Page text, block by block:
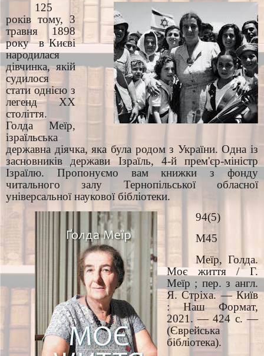
125
років тому, 3
травня 1898
року в Києві
народилася
дівчинка, якій
судилося
стати однією з
легенд ХХ
століття.
Голда Меїр,
ізраїльська
державна діячка, яка була родом з України. Одна із
засновників держави Ізраїль, 4-й прем'єр-міністр
Ізраїлю. Пропонуємо вам книжки з фонду
читального залу Тернопільської обласної
універсальної наукової бібліотеки.
94(5)
М45
Меїр, Голда.
Моє життя / Г.
Меїр ; пер. з англ.
Я. Стріха. — Київ
: Наш Формат,
2021. — 424 с. —
(Єврейська
бібліотека).